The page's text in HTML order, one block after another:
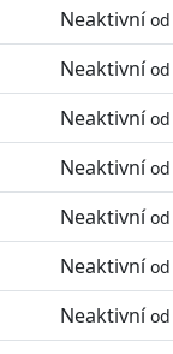
Neaktivní
Neaktivní
Neaktivní
Neaktivní
Neaktivní
Neaktivní
Neaktivní